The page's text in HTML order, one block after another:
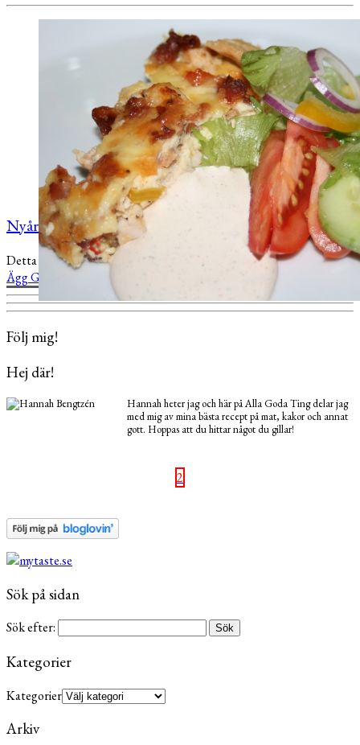
2
Nyårsafton – trevligt kökspyssel dagen lång
Detta inlägg publicerades Lunch Middag och är taggatChili
Paprika
ÄggGrönsaker
Följ mig!
Hej där!
Hannah heter jag och här på Alla Goda Ting delar jag
med mig av mina bästa recept på mat, kakor och annat
gott. Hoppas att du hittar något du gillar!
Sök på sidan
Sök efter:
Kategorier
Kategorier
Arkiv